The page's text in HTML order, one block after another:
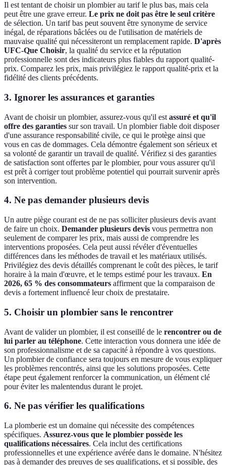
Il est tentant de choisir un plombier au tarif le plus bas, mais cela
peut être une grave erreur. Le prix ne doit pas être le seul critère
de sélection. Un tarif bas peut souvent être synonyme de service
inégal, de réparations bâclées ou de l'utilisation de matériels de
mauvaise qualité qui nécessiteront un remplacement rapide. D'après
UFC-Que Choisir, la qualité du service et la réputation
professionnelle sont des indicateurs plus fiables du rapport qualité-
prix. Comparez les prix, mais privilégiez le rapport qualité-prix et la
fidélité des clients précédents.
3. Ignorer les assurances et garanties
Avant de choisir un plombier, assurez-vous qu'il est assuré et qu'il
offre des garanties sur son travail. Un plombier fiable doit disposer
d'une assurance responsabilité civile, ce qui le protège ainsi que
vous en cas de dommages. Cela démontre également son sérieux et
sa volonté de garantir un travail de qualité. Vérifiez si des garanties
de satisfaction sont offertes par le plombier, pour vous assurer qu'il
est prêt à corriger tout problème potentiel qui pourrait survenir après
son intervention.
4. Ne pas demander plusieurs devis
Un autre piège courant est de ne pas solliciter plusieurs devis avant
de faire un choix. Demander plusieurs devis vous permettra non
seulement de comparer les prix, mais aussi de comprendre les
interventions proposées. Cela peut aussi révéler d'éventuelles
différences dans les méthodes de travail et les matériaux utilisés.
Privilégiez des devis détaillés comprenant le coût des pièces, le tarif
horaire à la main d'œuvre, et le temps estimé pour les travaux. En
2026, 65 % des consommateurs affirment que la comparaison de
devis a fortement influencé leur choix de prestataire.
5. Choisir un plombier sans le rencontrer
Avant de valider un plombier, il est conseillé de le rencontrer ou de
lui parler au téléphone. Cette interaction vous donnera une idée de
son professionnalisme et de sa capacité à répondre à vos questions.
Un plombier de confiance sera toujours en mesure de vous expliquer
les problèmes rencontrés, ainsi que les solutions proposées. Cette
étape peut également renforcer la communication, un élément clé
pour éviter les malentendus durant le projet.
6. Ne pas vérifier les qualifications
La plomberie est un domaine qui nécessite des compétences
spécifiques. Assurez-vous que le plombier possède les
qualifications nécessaires. Cela inclut des certifications
professionnelles et une expérience avérée dans le domaine. N'hésitez
pas à demander des preuves de ses qualifications, et si possible, des